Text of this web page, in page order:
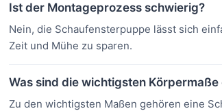
Ist der Montageprozess schwierig?
Nein, die Schaufensterpuppe lässt sich
Zeit und Mühe zu sparen.
Was sind die wichtigsten Körpermaße
Zu den wichtigsten Maßen gehören eine